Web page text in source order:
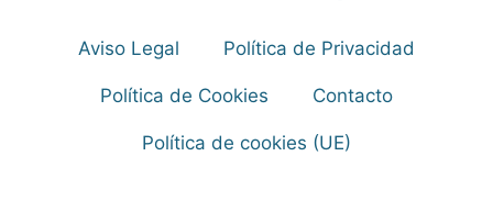
Aviso Legal Política de Privacidad
Política de Cookies Contacto
Política de cookies (UE)